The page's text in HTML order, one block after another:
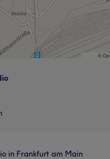
in Frankfurt am Main